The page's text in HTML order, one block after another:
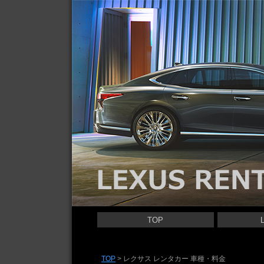
レクサス レンタカー | LEXUS RENTACAR
TOP
TOP > レクサス レンタカー 車種・料金